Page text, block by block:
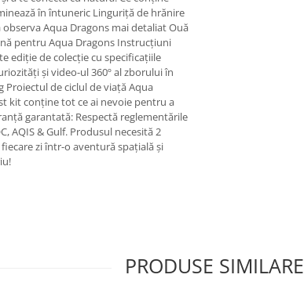
în întuneric Linguriță de hrănire
Aqua Dragons mai detaliat Ouă
pentru Aqua Dragons Instrucțiuni
ediție de colecție cu specificațiile
și video-ul 360º al zborului în
Proiectul de ciclul de viață Aqua
kit conține tot ce ai nevoie pentru a
garantată: Respectă reglementările
AQIS & Gulf. Produsul necesită 2
zi într-o aventură spațială și
PRODUSE SIMILARE